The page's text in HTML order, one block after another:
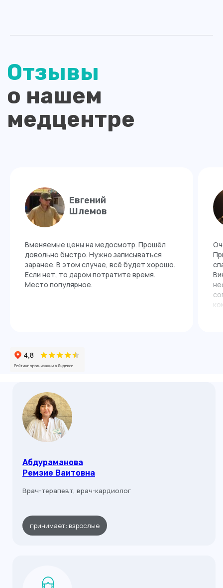
Евгений
Шлемов
Вменяемые цены на медосмотр. Прошёл
довольно быстро. Нужно записываться
заранее. В этом случае, всё будет хорошо.
Если нет, то даром потратите время.
Место популярное.
Абдураманова
Ремзие Ваитовна
Врач-терапевт, врач-кардиолог
принимает: взрослые